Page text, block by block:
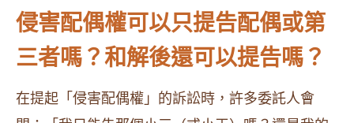
侵害配偶權可以只提告配偶或第
三者嗎？和解後還可以提告嗎？
在提起「侵害配偶權」的訴訟時，許多委託人會